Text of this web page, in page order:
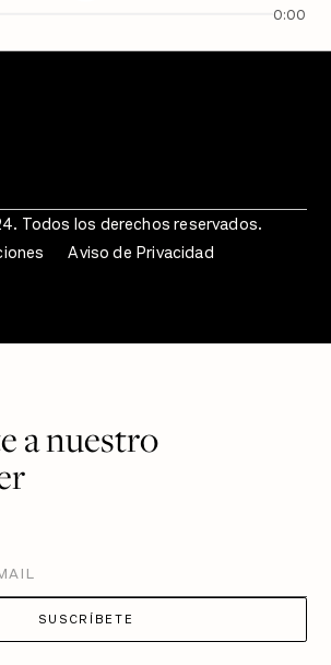
0:00
Todos los derechos reservados.
Aviso de Privacidad
a nuestro